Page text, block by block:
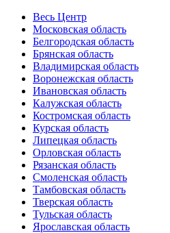
Весь Центр
Московская область
Белгородская область
Брянская область
Владимирская область
Воронежская область
Ивановская область
Калужская область
Костромская область
Курская область
Липецкая область
Орловская область
Рязанская область
Смоленская область
Тамбовская область
Тверская область
Тульская область
Ярославская область